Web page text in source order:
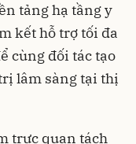
tảng hạ tầng y
kết hỗ trợ tối đa
cùng đối tác tạo
lâm sàng tại thị
trực quan tách